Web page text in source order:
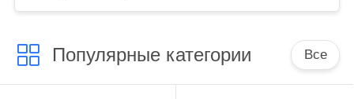
Популярные категории Все